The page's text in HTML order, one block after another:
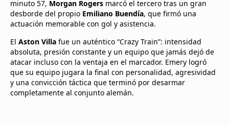
minuto 57, Morgan Rogers marcó el tercero tras un gran
desborde del propio Emiliano Buendía, que firmó una
actuación memorable con gol y asistencia.
El Aston Villa fue un auténtico “Crazy Train”: intensidad
absoluta, presión constante y un equipo que jamás dejó de
atacar incluso con la ventaja en el marcador. Emery logró
que su equipo jugara la final con personalidad, agresividad
y una convicción táctica que terminó por desarmar
completamente al conjunto alemán.